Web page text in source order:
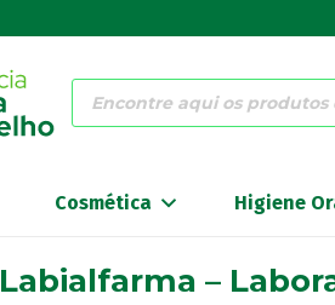
Products
search
Cosmética Higiene
Labialfarma –